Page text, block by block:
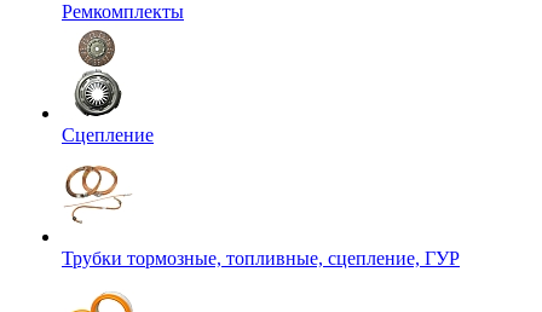
Ремкомплекты
Сцепление
Трубки тормозные, топливные, сцепление, ГУР